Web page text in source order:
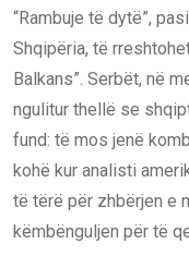
“Rambuje të dytë”,
Shqipëria, të
Balkans”. Serbët, në
ngulitur thellë se
fund: të mos jenë
kohë kur analisti
të tërë për zhbërjen e
këmbënguljen për të